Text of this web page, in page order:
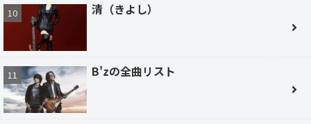
清（きよし）
B'zの全曲リスト